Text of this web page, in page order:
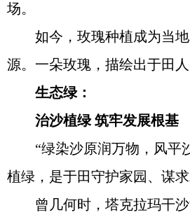
场。
如今，玫瑰种植成为当
源。一朵玫瑰，描绘出于田人
生态绿：
治沙植绿 筑牢发展根基
“绿染沙原润万物，风平
植绿，是于田守护家园、谋求
曾几何时，塔克拉玛干